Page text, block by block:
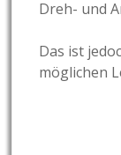
Dreh- und
Das ist
möglichen